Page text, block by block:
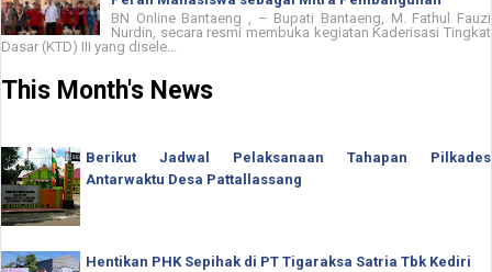
BN Online Bantaeng , – Bupati Bantaeng, M. Fathul Fauzi
Nurdin, secara resmi membuka kegiatan Kaderisasi Tingkat
Dasar (KTD) III yang disele...
This Month's News
Berikut Jadwal Pelaksanaan Tahapan Pilkades
Antarwaktu Desa Pattallassang
Hentikan PHK Sepihak di PT Tigaraksa Satria Tbk Kediri